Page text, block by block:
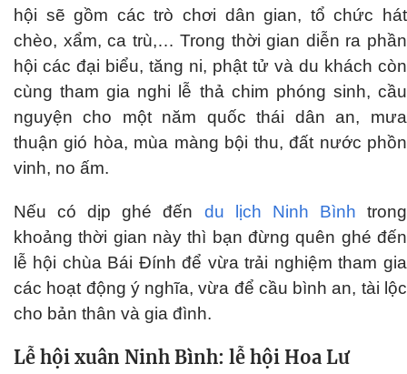
hội sẽ gồm các trò chơi dân gian, tổ chức hát
chèo, xẩm, ca trù,… Trong thời gian diễn ra phần
hội các đại biểu, tăng ni, phật tử và du khách còn
cùng tham gia nghi lễ thả chim phóng sinh, cầu
nguyện cho một năm quốc thái dân an, mưa
thuận gió hòa, mùa màng bội thu, đất nước phồn
vinh, no ấm.
Nếu có dịp ghé đến du lịch Ninh Bình trong
khoảng thời gian này thì bạn đừng quên ghé đến
lễ hội chùa Bái Đính để vừa trải nghiệm tham gia
các hoạt động ý nghĩa, vừa để cầu bình an, tài lộc
cho bản thân và gia đình.
Lễ hội xuân Ninh Bình: lễ hội Hoa Lư